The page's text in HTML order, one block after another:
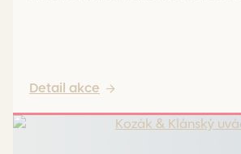
Detail akce